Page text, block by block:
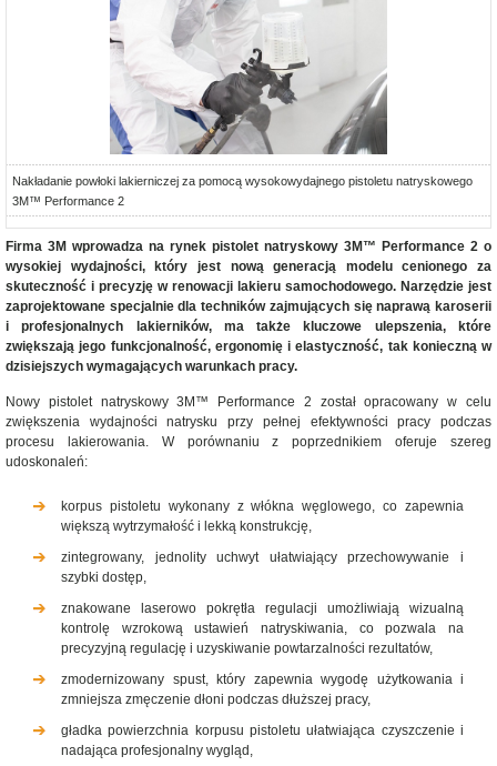
Nakładanie powłoki lakierniczej za pomocą wysokowydajnego pistoletu natryskowego
3M™ Performance 2
Firma 3M wprowadza na rynek pistolet natryskowy 3M™ Performance 2 o
wysokiej wydajności, który jest nową generacją modelu cenionego za
skuteczność i precyzję w renowacji lakieru samochodowego. Narzędzie jest
zaprojektowane specjalnie dla techników zajmujących się naprawą karoserii
i profesjonalnych lakierników, ma także kluczowe ulepszenia, które
zwiększają jego funkcjonalność, ergonomię i elastyczność, tak konieczną w
dzisiejszych wymagających warunkach pracy.
Nowy pistolet natryskowy 3M™ Performance 2 został opracowany w celu
zwiększenia wydajności natrysku przy pełnej efektywności pracy podczas
procesu lakierowania. W porównaniu z poprzednikiem oferuje szereg
udoskonaleń:
korpus pistoletu wykonany z włókna węglowego, co zapewnia
większą wytrzymałość i lekką konstrukcję,
zintegrowany, jednolity uchwyt ułatwiający przechowywanie i
szybki dostęp,
znakowane laserowo pokrętła regulacji umożliwiają wizualną
kontrolę wzrokową ustawień natryskiwania, co pozwala na
precyzyjną regulację i uzyskiwanie powtarzalności rezultatów,
zmodernizowany spust, który zapewnia wygodę użytkowania i
zmniejsza zmęczenie dłoni podczas dłuższej pracy,
gładka powierzchnia korpusu pistoletu ułatwiająca czyszczenie i
nadająca profesjonalny wygląd,